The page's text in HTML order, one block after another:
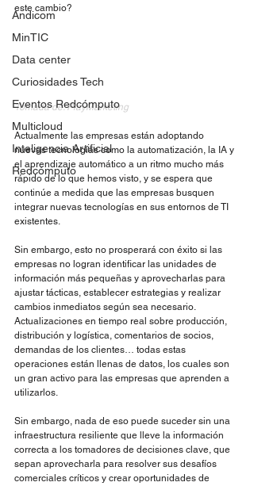
Andicom
MinTIC
Data center
Curiosidades Tech
Eventos Redcómputo
Multicloud
Inteligencia Artificial
Redcómputo
este cambio?
Tomada de: PlayMarketing
Actualmente las empresas están adoptando
nuevas tecnologías como la automatización, la IA y
el aprendizaje automático a un ritmo mucho más
rápido de lo que hemos visto, y se espera que
continúe a medida que las empresas busquen
integrar nuevas tecnologías en sus entornos de TI
existentes.
Sin embargo, esto no prosperará con éxito si las
empresas no logran identificar las unidades de
información más pequeñas y aprovecharlas para
ajustar tácticas, establecer estrategias y realizar
cambios inmediatos según sea necesario.
Actualizaciones en tiempo real sobre producción,
distribución y logística, comentarios de socios,
demandas de los clientes… todas estas
operaciones están llenas de datos, los cuales son
un gran activo para las empresas que aprenden a
utilizarlos.
Sin embargo, nada de eso puede suceder sin una
infraestructura resiliente que lleve la información
correcta a los tomadores de decisiones clave, que
sepan aprovecharla para resolver sus desafíos
comerciales críticos y crear oportunidades de